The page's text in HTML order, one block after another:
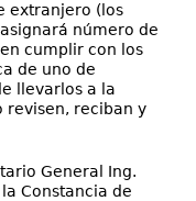
extranjero (los
número de
cumplir con los
de uno de
llevarlos a la
revisen, reciban y
General Ing.
Constancia de